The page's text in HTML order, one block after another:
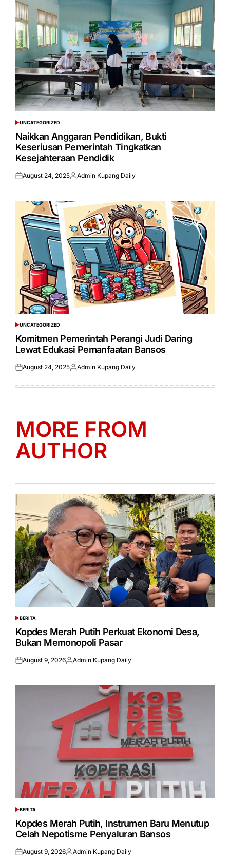
POSTED
IN
UNCATEGORIZED
Naikkan Anggaran Pendidikan, Bukti
Keseriusan Pemerintah Tingkatkan
Kesejahteraan Pendidik
Posted
August 24, 2025Posted
Admin Kupang Daily
POSTED
IN
UNCATEGORIZED
Komitmen Pemerintah Perangi Judi Daring
Lewat Edukasi Pemanfaatan Bansos
Posted
August 24, 2025Posted
Admin Kupang Daily
MORE FROM
AUTHOR
POSTED
IN
BERITA
Kopdes Merah Putih Perkuat Ekonomi Desa,
Bukan Memonopoli Pasar
Posted
August 9, 2026Posted
Admin Kupang Daily
POSTED
IN
BERITA
Kopdes Merah Putih, Instrumen Baru Menutup
Celah Nepotisme Penyaluran Bansos
Posted
August 9, 2026Posted
Admin Kupang Daily